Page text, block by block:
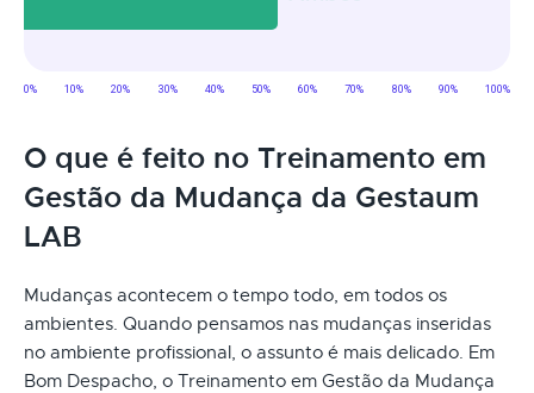
O que é feito no Treinamento em
Gestão da Mudança da Gestaum
LAB
Mudanças acontecem o tempo todo, em todos os
ambientes. Quando pensamos nas mudanças inseridas
no ambiente profissional, o assunto é mais delicado. Em
Bom Despacho, o Treinamento em Gestão da Mudança